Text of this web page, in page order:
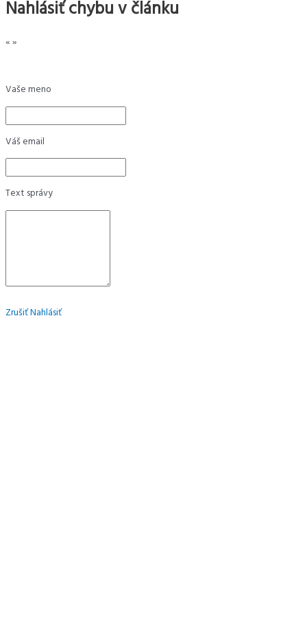
Nahlásiť chybu v článku
«»
Vaše meno
Váš email
Text správy
ZrušiťNahlásiť